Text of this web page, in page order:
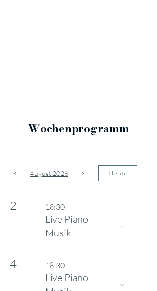
Wochenprogramm
August 2026 Heute
2 18:30
Live Piano
Musik
4 18:30
Live Piano